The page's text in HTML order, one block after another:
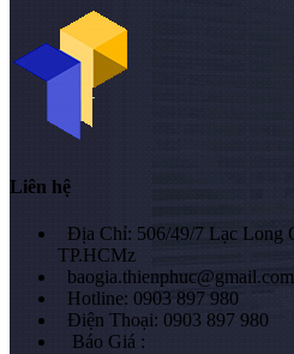
Liên hệ
Địa Chỉ: 506/49/7 Lạc Long
TP.HCMz
baogia.thienphuc@gmail.com
Hotline: 0903 897 980
Điện Thoại: 0903 897 980
Báo Giá :